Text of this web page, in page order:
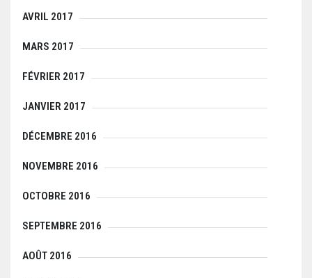
AVRIL 2017
MARS 2017
FÉVRIER 2017
JANVIER 2017
DÉCEMBRE 2016
NOVEMBRE 2016
OCTOBRE 2016
SEPTEMBRE 2016
AOÛT 2016